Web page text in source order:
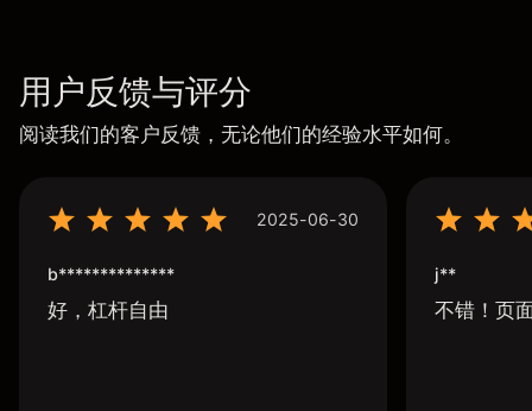
用户反馈与评分
阅读我们的客户反馈，无论他们的经验水平如何。
2025-06-30
b**************
好，杠杆自由
j**
不错！页